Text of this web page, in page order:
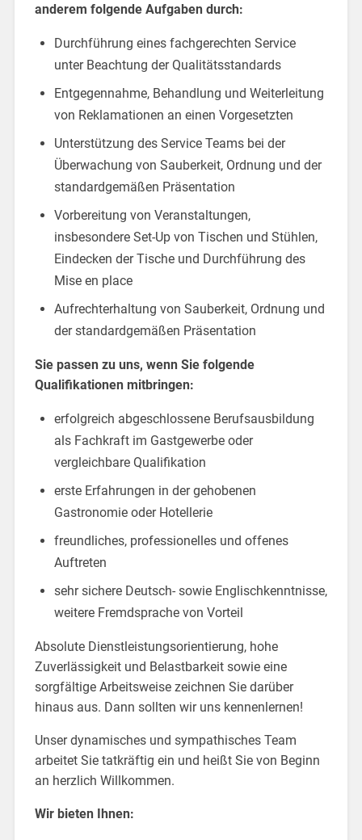
anderem folgende Aufgaben durch:
Durchführung eines fachgerechten Service
unter Beachtung der Qualitätsstandards
Entgegennahme, Behandlung und Weiterleitung
von Reklamationen an einen Vorgesetzten
Unterstützung des Service Teams bei der
Überwachung von Sauberkeit, Ordnung und der
standardgemäßen Präsentation
Vorbereitung von Veranstaltungen,
insbesondere Set-Up von Tischen und Stühlen,
Eindecken der Tische und Durchführung des
Mise en place
Aufrechterhaltung von Sauberkeit, Ordnung und
der standardgemäßen Präsentation
Sie passen zu uns, wenn Sie folgende
Qualifikationen mitbringen:
erfolgreich abgeschlossene Berufsausbildung
als Fachkraft im Gastgewerbe oder
vergleichbare Qualifikation
erste Erfahrungen in der gehobenen
Gastronomie oder Hotellerie
freundliches, professionelles und offenes
Auftreten
sehr sichere Deutsch- sowie Englischkenntnisse,
weitere Fremdsprache von Vorteil
Absolute Dienstleistungsorientierung, hohe
Zuverlässigkeit und Belastbarkeit sowie eine
sorgfältige Arbeitsweise zeichnen Sie darüber
hinaus aus. Dann sollten wir uns kennenlernen!
Unser dynamisches und sympathisches Team
arbeitet Sie tatkräftig ein und heißt Sie von Beginn
an herzlich Willkommen.
Wir bieten Ihnen: